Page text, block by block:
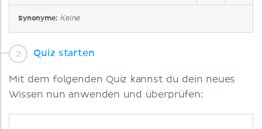
Synonyme: Keine
Quiz starten
Mit dem folgenden Quiz kannst du dein neues
Wissen nun anwenden und überprüfen: